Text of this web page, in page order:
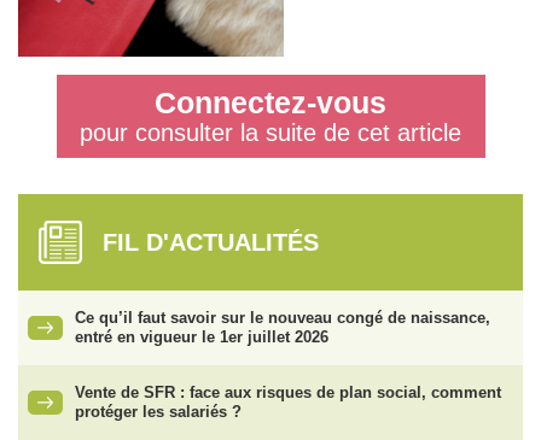
Connectez-vous
pour consulter la suite de cet article
FIL D'ACTUALITÉS
Ce qu’il faut savoir sur le nouveau congé de naissance,
entré en vigueur le 1er juillet 2026
Vente de SFR : face aux risques de plan social, comment
protéger les salariés ?